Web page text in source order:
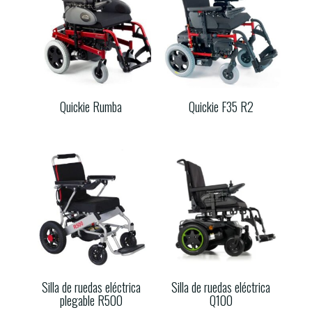
Quickie Rumba Quickie F35 R2
Silla de ruedas eléctrica
plegable R500
Silla de ruedas eléctrica
Q100